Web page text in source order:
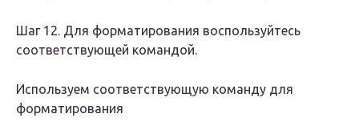
Шаг 12. Для форматирования воспользуйтесь
соответствующей командой.
Используем соответствующую команду для
форматирования